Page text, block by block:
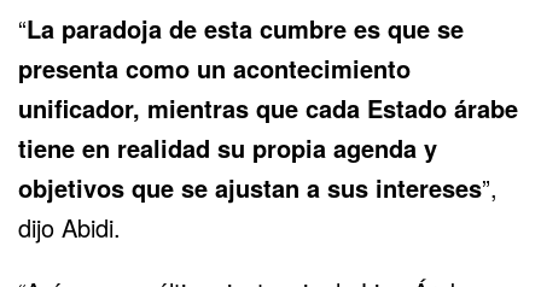
“La paradoja de esta cumbre es que se
presenta como un acontecimiento
unificador, mientras que cada Estado árabe
tiene en realidad su propia agenda y
objetivos que se ajustan a sus intereses”,
dijo Abidi.